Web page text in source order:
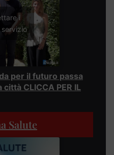
i
per il futuro passa
CLICCA PER IL
Salute